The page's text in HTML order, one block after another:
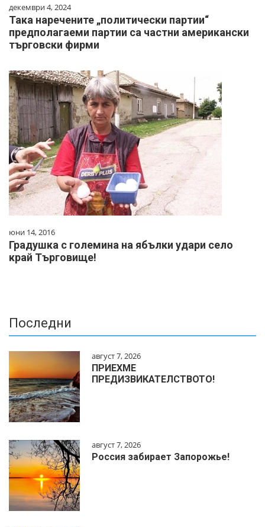
декември 4, 2024
Така наречените „политически партии“
предполагаеми партии са частни американски
търговски фирми
юни 14, 2016
Градушка с големина на ябълки удари село
край Търговище!
Последни
август 7, 2026
ПРИЕХМЕ
ПРЕДИЗВИКАТЕЛСТВОТО!
август 7, 2026
Россия забирает Запорожье!